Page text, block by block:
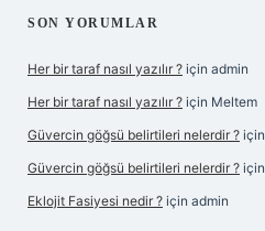
SON YORUMLAR
Her bir taraf nasıl yazılır ? için admin
Her bir taraf nasıl yazılır ? için Meltem
Güvercin göğsü belirtileri nelerdir ? için
Güvercin göğsü belirtileri nelerdir ? için
Eklojit Fasiyesi nedir ? için admin